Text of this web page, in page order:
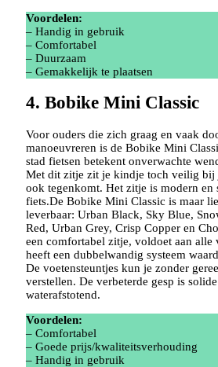
Voordelen:
– Handig in gebruik
– Comfortabel
– Duurzaam
– Gemakkelijk te plaatsen
4. Bobike Mini Classic
Voor ouders die zich graag en vaak
manoeuvreren is de Bobike Mini
stad fietsen betekent onverwachte
Met dit zitje zit je kindje toch veilig bij
ook tegenkomt. Het zitje is modern en
fiets.De Bobike Mini Classic is maar
leverbaar: Urban Black, Sky Blue,
Red, Urban Grey, Crisp Copper en
een comfortabel zitje, voldoet aan alle
heeft een dubbelwandig systeem
De voetensteuntjes kun je zonder
verstellen. De verbeterde gesp is
waterafstotend.
Voordelen:
– Comfortabel
– Goede prijs/kwaliteitsverhouding
– Handig in gebruik